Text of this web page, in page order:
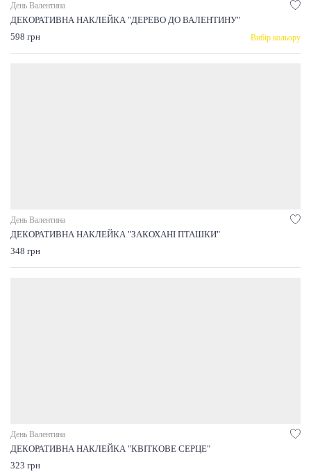
День Валентина
ДЕКОРАТИВНА НАКЛЕЙКА "ДЕРЕВО ДО ВАЛЕНТИНУ"
598 грн
Вибір кольору
День Валентина
ДЕКОРАТИВНА НАКЛЕЙКА "ЗАКОХАНІ ПТАШКИ"
348 грн
День Валентина
ДЕКОРАТИВНА НАКЛЕЙКА "КВІТКОВЕ СЕРЦЕ"
323 грн